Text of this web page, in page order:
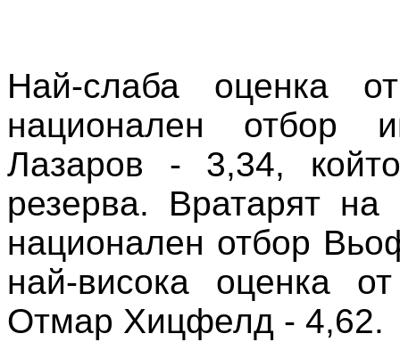
Най-слаба оценка
национален отбор
Лазаров - 3,34,
резерва. Вратарят на
национален отбор
най-висока оценка
Отмар Хицфелд - 4,62.